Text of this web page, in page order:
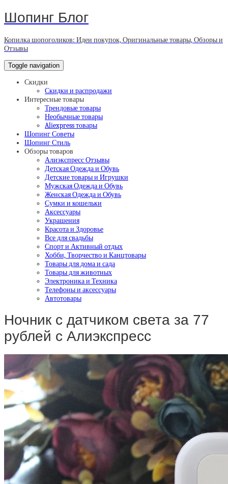
Шопинг Блог
Копилка шопоголиков: Идеи покупок, Оригинальные товары, Обзоры и
Отзывы
Toggle navigation
Скидки
Скидки и распродажи
Интересные товары
Трендовые товары
Необычные товары
Aliexpress товары
Шопинг Советы
Шопинг Стиль
Обзоры товаров
Алиэкспресс Отзывы
Детская Одежда и Обувь
Детские товары и Игрушки
Мужская Одежда и Обувь
Женская Одежда и Обувь
Сумки и кошельки
Аксессуары
Украшения
Красота и Здоровье
Все для свадьбы
Спорт и Активный отдых
Хобби, Творчество и Канцтовары
Товары для дома и сада
Товары для животных
Электроника и Техника
Телефоны и аксессуары
Автотовары
Ночник с датчиком света за 77
рублей с Алиэкспресс